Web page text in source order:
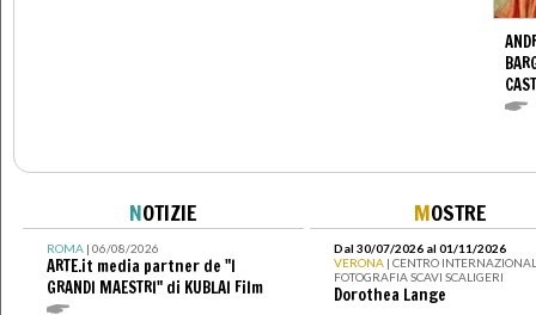
NOTIZIE
ROMA| 06/08/2026
ARTE.it media partner de "I
GRANDI MAESTRI" di KUBLAI Film
MOSTRE
Dal 30/07/2026 al 01/11/2026
VERONA | CENTRO
FOTOGRAFIA SCAVI SCALIGERI
Dorothea Lange